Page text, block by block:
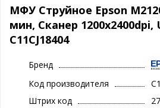
МФУ Струйное Epson
мин, Сканер 1200x2400dpi,
C11CJ18404
Бренд
Код производителя
Штрих код